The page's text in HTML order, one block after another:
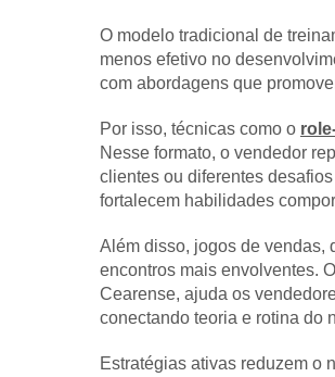
O modelo tradicional de
menos efetivo no
com abordagens que
Por isso, técnicas como o
Nesse formato, o vendedor
clientes ou diferentes
fortalecem habilidades
Além disso, jogos de vendas,
encontros mais envolventes.
Cearense, ajuda os
conectando teoria e rotina do
Estratégias ativas reduzem o